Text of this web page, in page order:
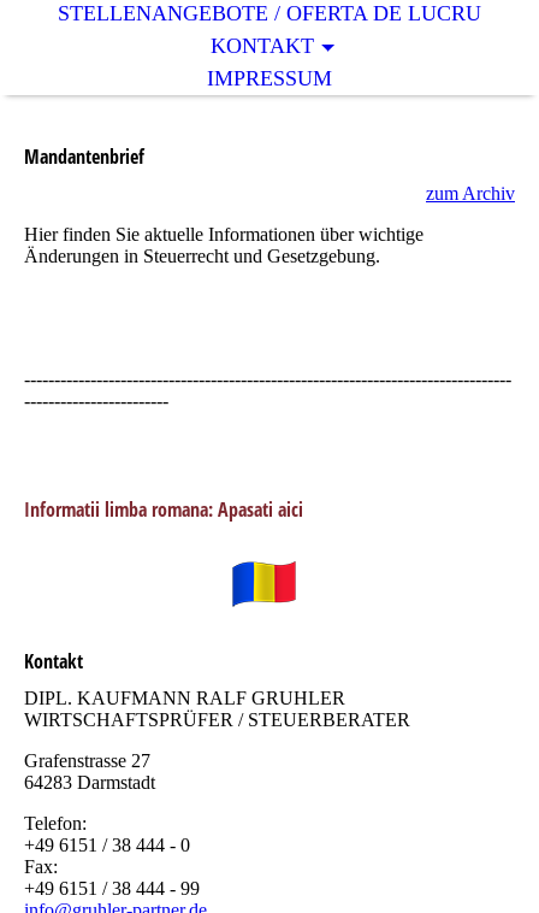
STELLENANGEBOTE / OFERTA DE LUCRU
KONTAKT
IMPRESSUM
Mandantenbrief
zum Archiv
Hier finden Sie aktuelle Informationen über wichtige
Änderungen in Steuerrecht und Gesetzgebung.
---------------------------------------------------------------------------------
------------------------
Informatii limba romana: Apasati aici
Kontakt
DIPL. KAUFMANN RALF GRUHLER
WIRTSCHAFTSPRÜFER / STEUERBERATER
Grafenstrasse 27
64283 Darmstadt
Telefon:
+49 6151 / 38 444 - 0
Fax:
+49 6151 / 38 444 - 99